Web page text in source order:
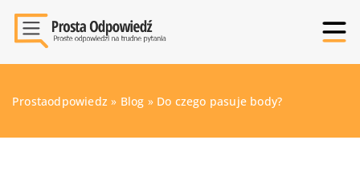
Prostaodpowiedz » Blog » Do czego pasuje body?